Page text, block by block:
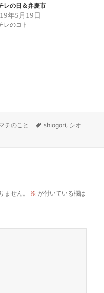
レの日＆弁慶市
年5月19日
レのコト
チのこと
タ
shiogori, シオ
せん。 ※ が付いている欄は